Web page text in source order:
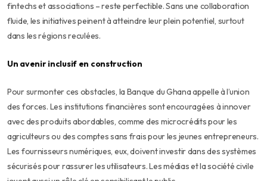
fintechs et associations – reste perfectible. Sans une collaboration
fluide, les initiatives peinent à atteindre leur plein potentiel, surtout
dans les régions reculées.
Un avenir inclusif en construction
Pour surmonter ces obstacles, la Banque du Ghana appelle à l’union
des forces. Les institutions financières sont encouragées à innover
avec des produits abordables, comme des microcrédits pour les
agriculteurs ou des comptes sans frais pour les jeunes entrepreneurs.
Les fournisseurs numériques, eux, doivent investir dans des systèmes
sécurisés pour rassurer les utilisateurs. Les médias et la société civile